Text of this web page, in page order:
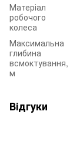
Матеріал
робочого
колеса
Максимальна
глибина
всмоктування,
м
Відгуки